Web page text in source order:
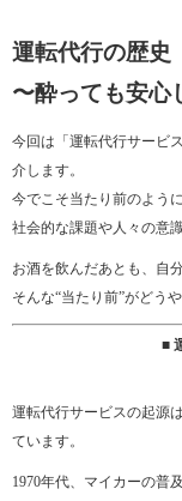
運転代行の歴史
〜酔っても安心
今回は「運転代行サービ
介します。
今でこそ当たり前のよう
社会的な課題や人々の意
お酒を飲んだあとも、自
そんな“当たり前”がどう
■
運転代行サービスの起源
ています。
1970年代、マイカーの普